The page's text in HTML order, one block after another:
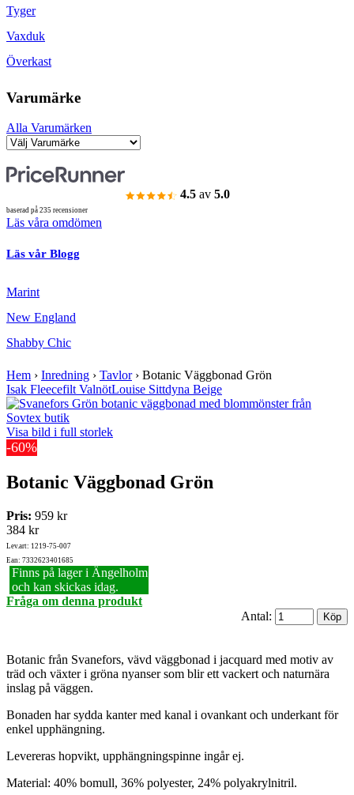
Tyger
Vaxduk
Överkast
Varumärke
Alla Varumärken
4.5 av 5.0
baserad på 235 recensioner
Läs våra omdömen
Läs vår Blogg
Marint
New England
Shabby Chic
Hem › Inredning › Tavlor› Botanic Väggbonad Grön
Isak Fleecefilt ValnötLouise Sittdyna Beige
Visa bild i full storlek
-60%
Botanic Väggbonad Grön
Pris: 959 kr
384 kr
Lev.art: 1219-75-007
Ean: 7332623401685
Finns på lager i Ängelholm
och kan skickas idag.
Fråga om denna produkt
Antal:
Botanic från Svanefors, vävd väggbonad i jacquard med motiv av
träd och växter i gröna nyanser som blir ett vackert och naturnära
inslag på väggen.
Bonaden har sydda kanter med kanal i ovankant och underkant för
enkel upphängning.
Levereras hopvikt, upphängningspinne ingår ej.
Material: 40% bomull, 36% polyester, 24% polyakrylnitril.